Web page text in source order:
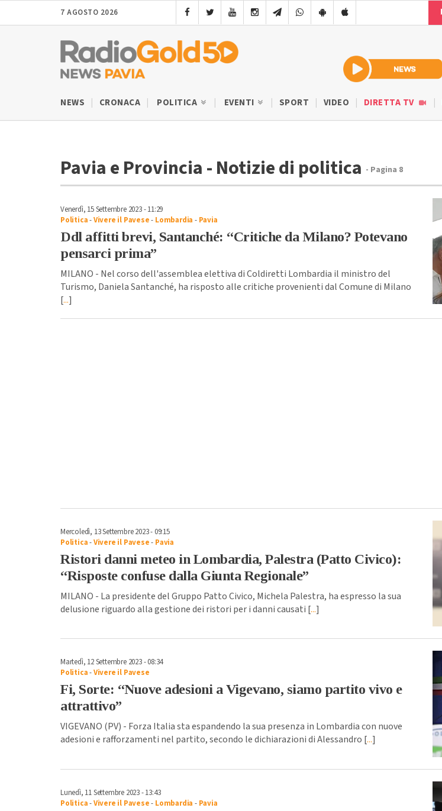
7 AGOSTO 2026
NEWS CRONACA POLITICA EVENTI SPORT VIDEO DIRETTA TV
Pavia e Provincia - Notizie di politica - Pagina 8
Venerdì, 15 Settembre 2023 - 11:29
Politica-Vivere il Pavese- Lombardia - Pavia
Ddl affitti brevi, Santanché: “Critiche da Milano? Potevano
pensarci prima”
MILANO - Nel corso dell'assemblea elettiva di Coldiretti Lombardia il ministro del
Turismo, Daniela Santanché, ha risposto alle critiche provenienti dal Comune di Milano
[...]
Mercoledì, 13 Settembre 2023 - 09:15
Politica-Vivere il Pavese- Pavia
Ristori danni meteo in Lombardia, Palestra (Patto Civico):
“Risposte confuse dalla Giunta Regionale”
MILANO - La presidente del Gruppo Patto Civico, Michela Palestra, ha espresso la sua
delusione riguardo alla gestione dei ristori per i danni causati [...]
Martedì, 12 Settembre 2023 - 08:34
Politica-Vivere il Pavese
Fi, Sorte: “Nuove adesioni a Vigevano, siamo partito vivo e
attrattivo”
VIGEVANO (PV) - Forza Italia sta espandendo la sua presenza in Lombardia con nuove
adesioni e rafforzamenti nel partito, secondo le dichiarazioni di Alessandro [...]
Lunedì, 11 Settembre 2023 - 13:43
Politica-Vivere il Pavese- Lombardia - Pavia